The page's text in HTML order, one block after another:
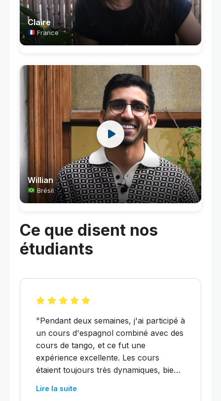
Claire
France
Willian
Brésil
Ce que disent nos
étudiants
"Pendant deux semaines, j'ai participé à
un cours d'espagnol combiné avec des
cours de tango, et ce fut une
expérience excellente. Les cours
étaient toujours très dynamiques, bien
temps, j'ai pu approfondir mes
Lire la suite